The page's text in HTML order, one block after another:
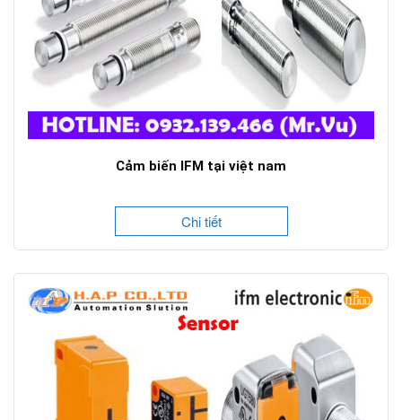
Cảm biến IFM tại việt nam
Chi tiết